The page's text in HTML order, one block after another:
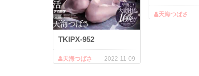
天海つばさ
TKIPX-952
2022-11-09
天海つばさ